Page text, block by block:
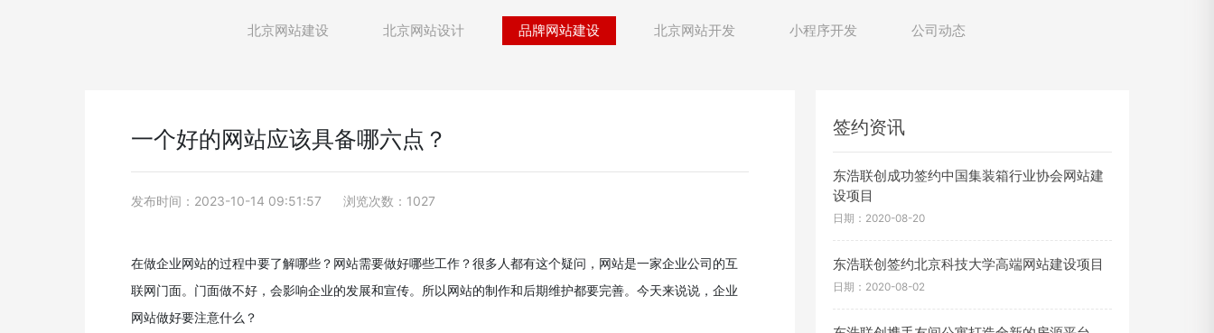
北京网站建设 北京网站设计 品牌网站建设 北京网站开发 小程序开发 公司动态
一个好的网站应该具备哪六点？
发布时间：2023-10-14 09:51:57 浏览次数：1027
在做企业网站的过程中要了解哪些？网站需要做好哪些工作？很多人都有这个疑问，网站是一家企业公司的互
联网门面。门面做不好，会影响企业的发展和宣传。所以网站的制作和后期维护都要完善。今天来说说，企业
网站做好要注意什么？
签约资讯
东浩联创成功签约中国集装箱行业协会网站建
设项目
日期：2020-08-20
东浩联创签约北京科技大学高端网站建设项目
日期：2020-08-02